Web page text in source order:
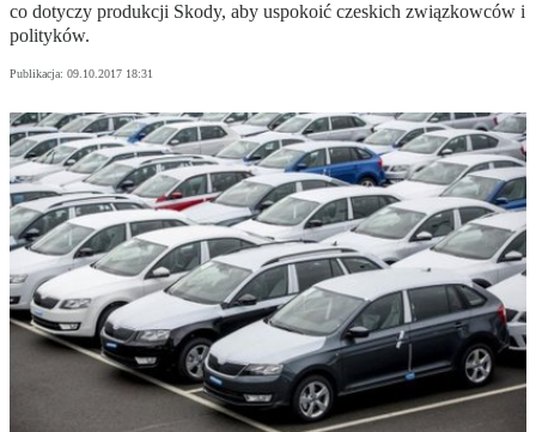
co dotyczy produkcji Skody, aby uspokoić czeskich związkowców i
polityków.
Publikacja: 09.10.2017 18:31